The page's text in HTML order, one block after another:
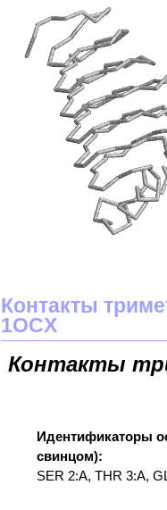
Контакты
1OCX
Контакты
Идентификаторы
свинцом):
SER 2:A, THR 3:A,